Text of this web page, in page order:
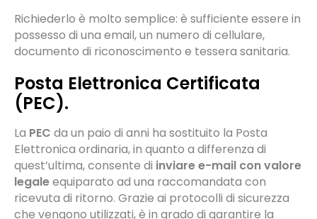
Richiederlo è molto semplice: è sufficiente essere in
possesso di una email, un numero di cellulare,
documento di riconoscimento e tessera sanitaria.
Posta Elettronica Certificata
(PEC).
La PEC da un paio di anni ha sostituito la Posta
Elettronica ordinaria, in quanto a differenza di
quest’ultima, consente di inviare e-mail con valore
legaleequiparato ad una raccomandata con
ricevuta di ritorno. Grazie ai protocolli di sicurezza
che vengono utilizzati, è in grado di garantire la